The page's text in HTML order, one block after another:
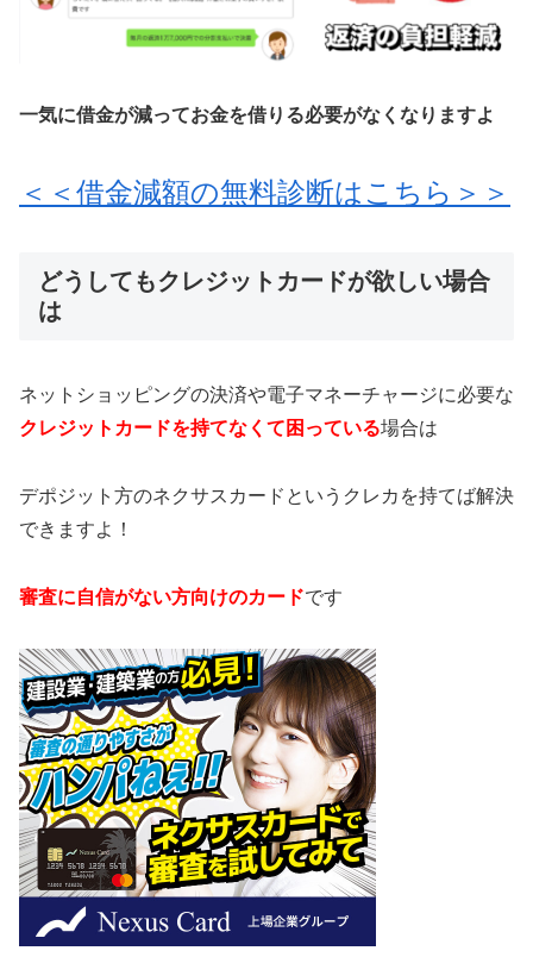
一気に借金が減ってお金を借りる必要がなくなりますよ
＜＜借金減額の無料診断はこちら＞＞
どうしてもクレジットカードが欲しい場合
は
ネットショッピングの決済や電子マネーチャージに必要な
クレジットカードを持てなくて困っている場合は
デポジット方のネクサスカードというクレカを持てば解決
できますよ！
審査に自信がない方向けのカードです